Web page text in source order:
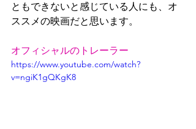
ともできないと感じている人にも、オ
ススメの映画だと思います。
オフィシャルのトレーラー
https://www.youtube.com/watch?
v=ngiK1gQKgK8